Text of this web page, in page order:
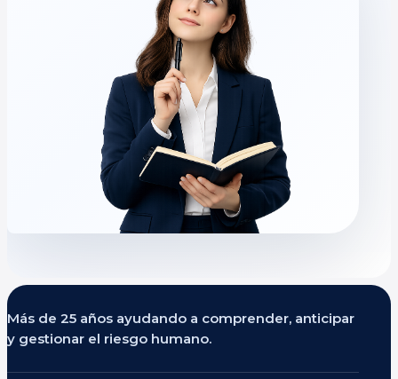
Más de 25 años ayudando a comprender, anticipar
y gestionar el riesgo humano.